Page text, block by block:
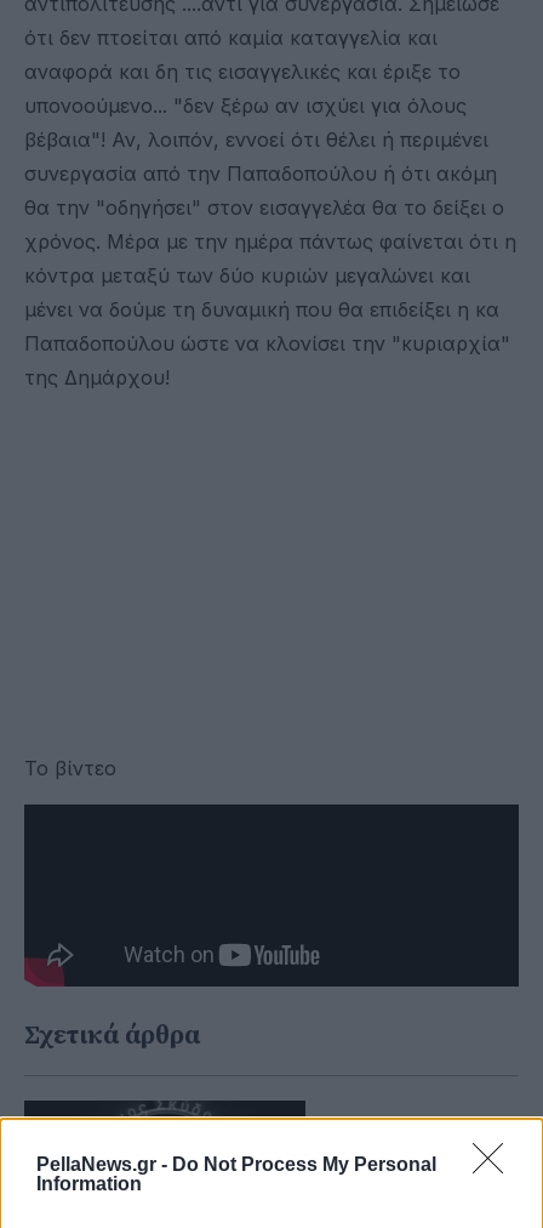
PellaNews.gr - Do Not Process My Personal
Information
ότι δεν πτοείται από καμία καταγγελία και
αναφορά και δη τις εισαγγελικές και έριξε το
υπονοούμενο... "δεν ξέρω αν ισχύει για όλους
βέβαια"! Αν, λοιπόν, εννοεί ότι θέλει ή περιμένει
συνεργασία από την Παπαδοπούλου ή ότι ακόμη
θα την "οδηγήσει" στον εισαγγελέα θα το δείξει ο
χρόνος. Μέρα με την ημέρα πάντως φαίνεται ότι η
κόντρα μεταξύ των δύο κυριών μεγαλώνει και
μένει να δούμε τη δυναμική που θα επιδείξει η κα
Παπαδοπούλου ώστε να κλονίσει την "κυριαρχία"
της Δημάρχου!
Το βίντεο
Σχετικά άρθρα